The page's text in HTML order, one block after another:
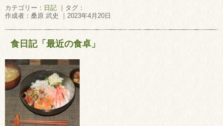
カテゴリー： 日記 ｜タグ：
作成者：桑原 武史 ｜2023年4月20日
食日記「最近の食卓」